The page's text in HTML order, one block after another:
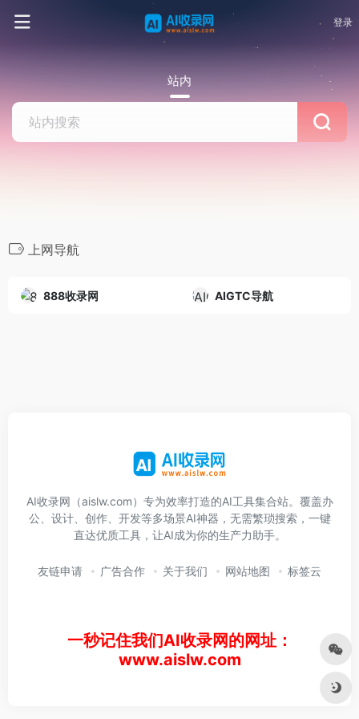
登录
站内
上网导航
888收录网 AIGTC导航
AI收录网（aislw.com）专为效率打造的AI工具集合站。覆盖办
公、设计、创作、开发等多场景AI神器，无需繁琐搜索，一键
直达优质工具，让AI成为你的生产力助手。
友链申请 广告合作 关于我们 网站地图 标签云
一秒记住我们AI收录网的网址：
www.aislw.com